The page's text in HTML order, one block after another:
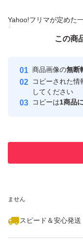
Yahoo!フリマが定めた
付与しています
安心取引出品者
取引実績
ません
スピード＆安心発送
この商
商品画像の無断
コピーされた情
してください
コピーは1商品
この商品をみている